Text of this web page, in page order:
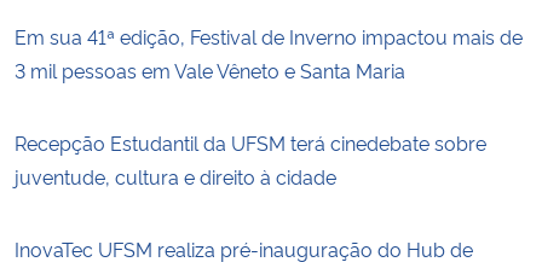
Em sua 41ª edição, Festival de Inverno impactou mais de
3 mil pessoas em Vale Vêneto e Santa Maria
Recepção Estudantil da UFSM terá cinedebate sobre
juventude, cultura e direito à cidade
InovaTec UFSM realiza pré-inauguração do Hub de